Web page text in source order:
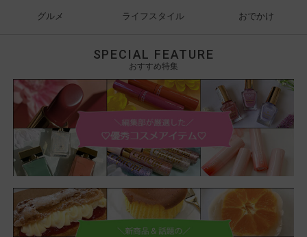
グルメ ライフスタイル おでかけ
SPECIAL FEATURE
おすすめ特集